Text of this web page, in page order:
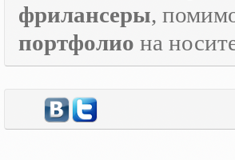
фрилансеры,
портфолио на